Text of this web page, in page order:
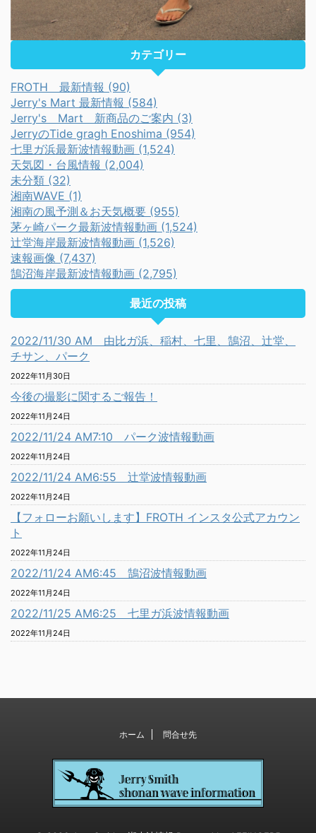
カテゴリー
FROTH 最新情報 (90)
Jerry's Mart 最新情報 (584)
Jerry's Mart 新商品のご案内 (3)
JerryのTide gragh Enoshima (954)
七里ガ浜最新波情報動画 (1,524)
天気図・台風情報 (2,004)
未分類 (32)
湘南WAVE (1)
湘南の風予測＆お天気概要 (955)
茅ヶ崎パーク最新波情報動画 (1,524)
辻堂海岸最新波情報動画 (1,526)
速報画像 (7,437)
鵠沼海岸最新波情報動画 (2,795)
最近の投稿
2022/11/30 AM 由比ガ浜、稲村、七里、鵠沼、辻堂、
チサン、パーク
2022年11月30日
今後の撮影に関するご報告！
2022年11月24日
2022/11/24 AM7:10 パーク波情報動画
2022年11月24日
2022/11/24 AM6:55 辻堂波情報動画
2022年11月24日
【フォローお願いします】FROTH インスタ公式アカウン
ト
2022年11月24日
2022/11/24 AM6:45 鵠沼波情報動画
2022年11月24日
2022/11/25 AM6:25 七里ガ浜波情報動画
2022年11月24日
ホーム 問合せ先